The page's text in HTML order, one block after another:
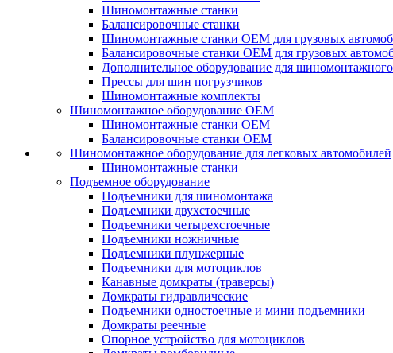
Шиномонтажные станки
Балансировочные станки
Шиномонтажные станки ОЕМ для грузовых
Балансировочные станки ОЕМ для грузовых
Дополнительное оборудование для шиномонтажного
Прессы для шин погрузчиков
Шиномонтажные комплекты
Шиномонтажное оборудование ОЕМ
Шиномонтажные станки ОЕМ
Балансировочные станки ОЕМ
Шиномонтажное оборудование для легковых автомобилей
Шиномонтажные станки
Подъемное оборудование
Подъемники для шиномонтажа
Подъемники двухстоечные
Подъемники четырехстоечные
Подъемники ножничные
Подъемники плунжерные
Подъемники для мотоциклов
Канавные домкраты (траверсы)
Домкраты гидравлические
Подъемники одностоечные и мини подъемники
Домкраты реечные
Опорное устройство для мотоциклов